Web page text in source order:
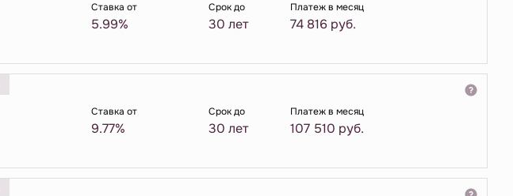
Ставка от
5.99%
Срок до
30 лет
Платеж в месяц
74 816 руб.
Ставка от
9.77%
Срок до
30 лет
Платеж в месяц
107 510 руб.